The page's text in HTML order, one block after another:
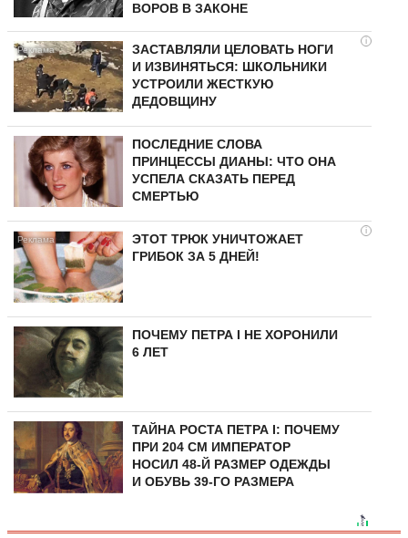
ВОРОВ В ЗАКОНЕ
i
ЗАСТАВЛЯЛИ ЦЕЛОВАТЬ НОГИ
И ИЗВИНЯТЬСЯ: ШКОЛЬНИКИ
УСТРОИЛИ ЖЕСТКУЮ
ДЕДОВЩИНУ
ПОСЛЕДНИЕ СЛОВА
ПРИНЦЕССЫ ДИАНЫ: ЧТО ОНА
УСПЕЛА СКАЗАТЬ ПЕРЕД
СМЕРТЬЮ
i
ЭТОТ ТРЮК УНИЧТОЖАЕТ
ГРИБОК ЗА 5 ДНЕЙ!
ПОЧЕМУ ПЕТРА I НЕ ХОРОНИЛИ
6 ЛЕТ
ТАЙНА РОСТА ПЕТРА I: ПОЧЕМУ
ПРИ 204 СМ ИМПЕРАТОР
НОСИЛ 48-Й РАЗМЕР ОДЕЖДЫ
И ОБУВЬ 39-ГО РАЗМЕРА